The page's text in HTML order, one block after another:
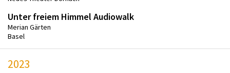
Unter freiem Himmel Audiowalk
Merian Gärten
Basel
2023